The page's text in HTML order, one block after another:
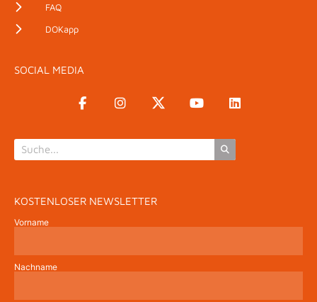
FAQ
DOKapp
SOCIAL MEDIA
KOSTENLOSER NEWSLETTER
Vorname
Nachname